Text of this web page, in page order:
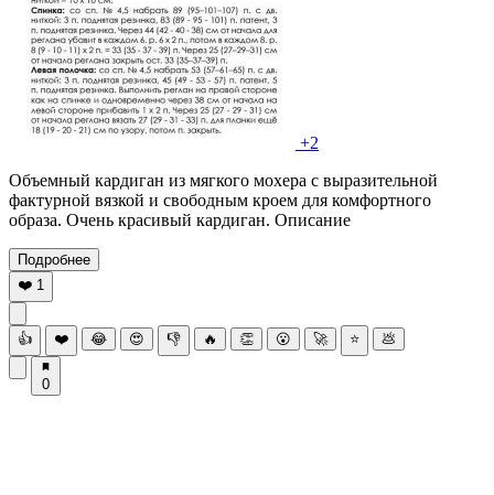
+2
Объемный кардиган из мягкого мохера с выразительной
фактурной вязкой и свободным кроем для комфортного
образа. Очень красивый кардиган. Описание
Подробнее
❤️ 1
👍 ❤️ 😂 😍 👎 🔥 👏 😮 🚀 ⭐ 💩
0